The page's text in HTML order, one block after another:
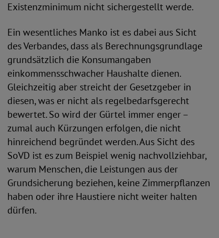
Existenzminimum nicht sichergestellt werde.
Ein wesentliches Manko ist es dabei aus Sicht
des Verbandes, dass als Berechnungsgrundlage
grundsätzlich die Konsumangaben
einkommensschwacher Haushalte dienen.
Gleichzeitig aber streicht der Gesetzgeber in
diesen, was er nicht als regelbedarfsgerecht
bewertet. So wird der Gürtel immer enger –
zumal auch Kürzungen erfolgen, die nicht
hinreichend begründet werden. Aus Sicht des
SoVD ist es zum Beispiel wenig nachvollziehbar,
warum Menschen, die Leistungen aus der
Grundsicherung beziehen, keine Zimmerpflanzen
haben oder ihre Haustiere nicht weiter halten
dürfen.